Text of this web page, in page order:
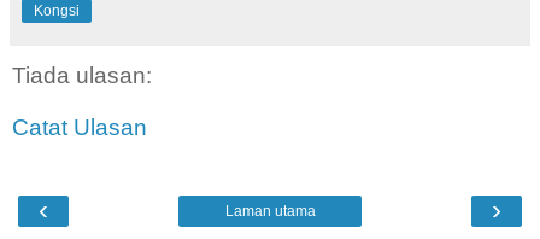
Kongsi
Tiada ulasan:
Catat Ulasan
‹ ›
Laman utama